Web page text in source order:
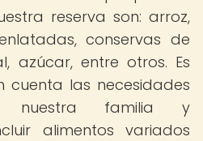
reserva son: arroz,
conservas de
azúcar, entre otros. Es
cuenta las necesidades
nuestra familia y
alimentos variados